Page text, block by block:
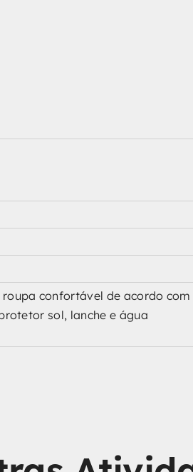
confortável de acordo com
sol, lanche e água